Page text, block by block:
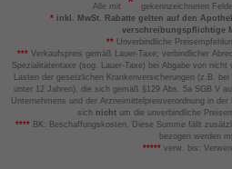
Alle mit
gekennzeichneten
*inkl. MwSt. Rabatte gelten auf den
verschreibungspflichtige
** Unverbindliche
*** Verkaufspreis gemäß Lauer-Taxe; verbindlicher
Spezialitätentaxe (sog. Lauer-Taxe) bei Abgabe von
Lasten der gesetzlichen Krankenversicherungen (z.B.
unter 12 Jahren), die sich gemäß §129 Abs. 5a SGB V
Unternehmens und der Arzneimittelpreisverordnung in
sich nicht um die unverbindliche
****BK: Beschaffungskosten. Diese Summe fällt
bezogen werden
*****verw. bis: